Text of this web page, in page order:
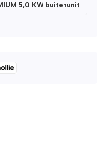
5,0 KW buitenunit